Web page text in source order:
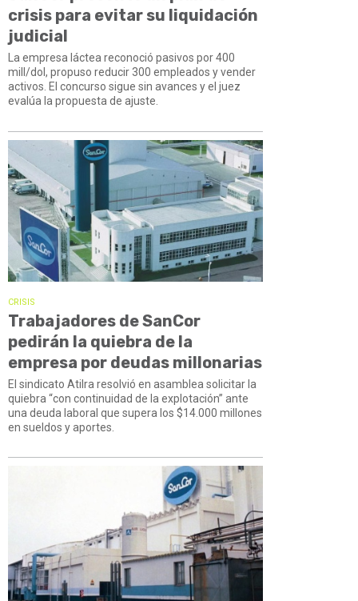
crisis para evitar su liquidación
judicial
La empresa láctea reconoció pasivos por 400
mill/dol, propuso reducir 300 empleados y vender
activos. El concurso sigue sin avances y el juez
evalúa la propuesta de ajuste.
CRISIS
Trabajadores de SanCor
pedirán la quiebra de la
empresa por deudas millonarias
El sindicato Atilra resolvió en asamblea solicitar la
quiebra “con continuidad de la explotación” ante
una deuda laboral que supera los $14.000 millones
en sueldos y aportes.